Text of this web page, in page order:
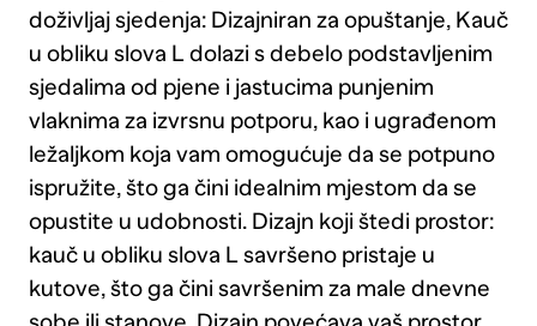
doživljaj sjedenja: Dizajniran za opuštanje, Kauč
u obliku slova L dolazi s debelo podstavljenim
sjedalima od pjene i jastucima punjenim
vlaknima za izvrsnu potporu, kao i ugrađenom
ležaljkom koja vam omogućuje da se potpuno
ispružite, što ga čini idealnim mjestom da se
opustite u udobnosti. Dizajn koji štedi prostor:
kauč u obliku slova L savršeno pristaje u
kutove, što ga čini savršenim za male dnevne